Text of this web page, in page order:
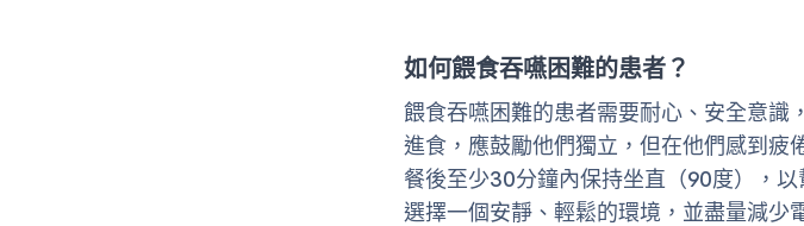
如何餵食吞嚥困難的患者？
餵食吞嚥困難的患者需要耐心、安全意識
進食，應鼓勵他們獨立，但在他們感到疲
餐後至少30分鐘內保持坐直（90度），以
選擇一個安靜、輕鬆的環境，並盡量減少